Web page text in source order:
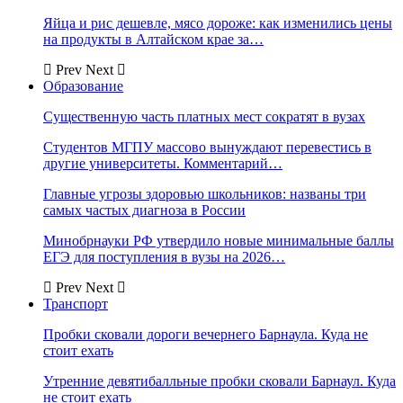
Яйца и рис дешевле, мясо дороже: как изменились цены
на продукты в Алтайском крае за…
Prev Next
Образование
Существенную часть платных мест сократят в вузах
Студентов МГПУ массово вынуждают перевестись в
другие университеты. Комментарий…
Главные угрозы здоровью школьников: названы три
самых частых диагноза в России
Минобрнауки РФ утвердило новые минимальные баллы
ЕГЭ для поступления в вузы на 2026…
Prev Next
Транспорт
Пробки сковали дороги вечернего Барнаула. Куда не
стоит ехать
Утренние девятибалльные пробки сковали Барнаул. Куда
не стоит ехать